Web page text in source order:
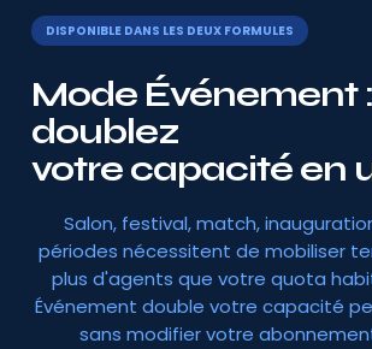
DISPONIBLE DANS LES DEUX FORMULES
Mode Événement :
doublez
votre capacité en
Salon, festival, match,
périodes nécessitent de mobiliser
plus d'agents que votre quota
Événement double votre capacité
sans modifier votre